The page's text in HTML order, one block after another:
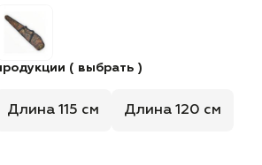
( выбрать )
Длина 115 см Длина 120 см